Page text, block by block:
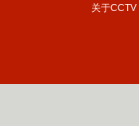
关于CCTV|